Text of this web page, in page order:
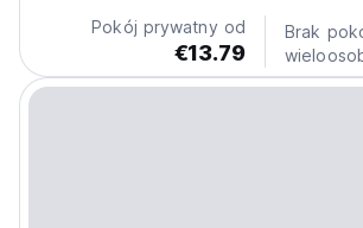
odkrywaniu bogatej kultury i atrakcji
Doświadcz...Pokój prywatny od
€13.79
Brak